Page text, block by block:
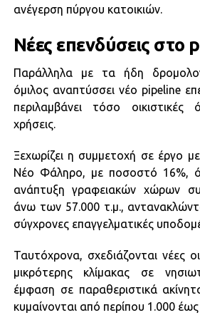
ανέγερση πύργου κατοικιών.
Νέες επενδύσεις στο
Παράλληλα με τα ήδη
όμιλος αναπτύσσει νέο pipeline
περιλαμβάνει τόσο οικιστικές
χρήσεις.
Ξεχωρίζει η συμμετοχή σε έργο
Νέο Φάληρο, με ποσοστό 16%,
ανάπτυξη γραφειακών χώρων
άνω των 57.000 τ.μ.,
σύγχρονες επαγγελματικές
Ταυτόχρονα, σχεδιάζονται νέες
μικρότερης κλίμακας σε
έμφαση σε παραθεριστικά
κυμαίνονται από περίπου 1.000